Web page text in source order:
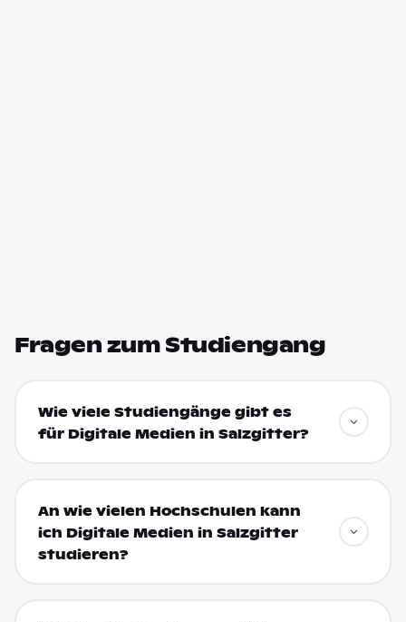
Fragen zum Studiengang
Wie viele Studiengänge gibt es
für Digitale Medien in Salzgitter?
An wie vielen Hochschulen kann
ich Digitale Medien in Salzgitter
studieren?